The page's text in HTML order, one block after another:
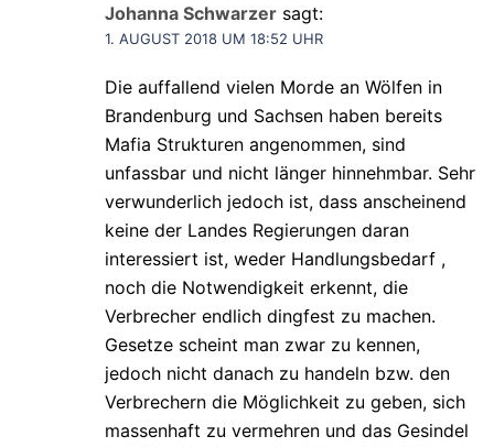
Johanna Schwarzer sagt:
1. AUGUST 2018 UM 18:52 UHR
Die auffallend vielen Morde an Wölfen in
Brandenburg und Sachsen haben bereits
Mafia Strukturen angenommen, sind
unfassbar und nicht länger hinnehmbar. Sehr
verwunderlich jedoch ist, dass anscheinend
keine der Landes Regierungen daran
interessiert ist, weder Handlungsbedarf ,
noch die Notwendigkeit erkennt, die
Verbrecher endlich dingfest zu machen.
Gesetze scheint man zwar zu kennen,
jedoch nicht danach zu handeln bzw. den
Verbrechern die Möglichkeit zu geben, sich
massenhaft zu vermehren und das Gesindel